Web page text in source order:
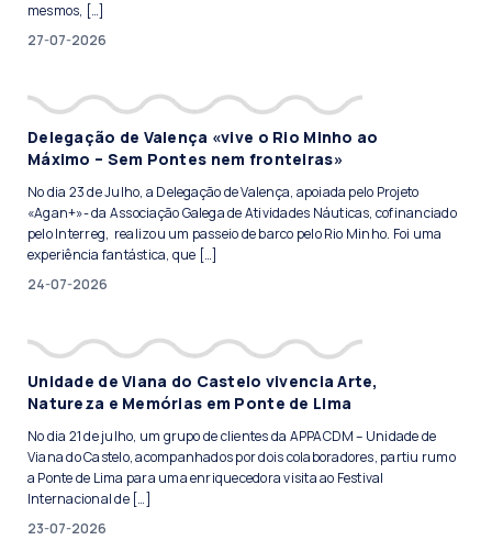
mesmos, […]
27-07-2026
Delegação de Valença «vive o Rio Minho ao
Máximo – Sem Pontes nem fronteiras»
No dia 23 de Julho, a Delegação de Valença, apoiada pelo Projeto
«Agan+»- da Associação Galega de Atividades Náuticas, cofinanciado
pelo Interreg, realizou um passeio de barco pelo Rio Minho. Foi uma
experiência fantástica, que […]
24-07-2026
Unidade de Viana do Castelo vivencia Arte,
Natureza e Memórias em Ponte de Lima
No dia 21 de julho, um grupo de clientes da APPACDM – Unidade de
Viana do Castelo, acompanhados por dois colaboradores, partiu rumo
a Ponte de Lima para uma enriquecedora visita ao Festival
Internacional de […]
23-07-2026